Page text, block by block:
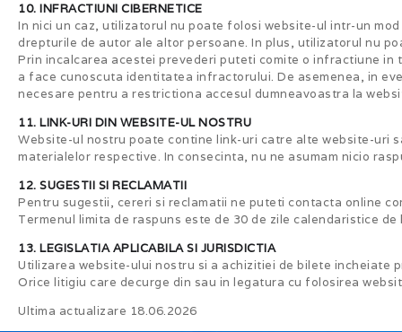
10. INFRACTIUNI CIBERNETICE
In nici un caz, utilizatorul nu poate folosi website-ul intr-un
drepturile de autor ale altor persoane. In plus, utilizatorul nu
Prin incalcarea acestei prevederi puteti comite o infractiune
a face cunoscuta identitatea infractorului. De asemenea, in
necesare pentru a restrictiona accesul dumneavoastra la
11. LINK-URI DIN WEBSITE-UL NOSTRU
Website-ul nostru poate contine link-uri catre alte website-uri
materialelor respective. In consecinta, nu ne asumam nicio
12. SUGESTII SI RECLAMATII
Pentru sugestii, cereri si reclamatii ne puteti contacta online
Termenul limita de raspuns este de 30 de zile calendaristice
13. LEGISLATIA APLICABILA SI JURISDICTIA
Utilizarea website-ului nostru si a achizitiei de bilete incheiate
Orice litigiu care decurge din sau in legatura cu folosirea
Ultima actualizare 18.06.2026